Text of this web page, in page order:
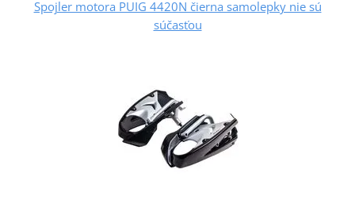
Spojler motora PUIG 4420N čierna samolepky nie sú
súčasťou